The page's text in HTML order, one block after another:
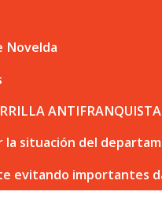
Novelda
la situación del
evitando importantes